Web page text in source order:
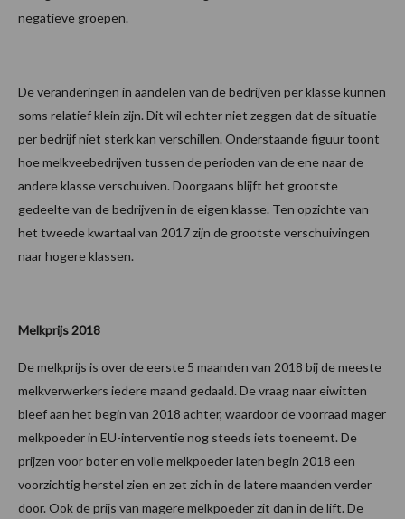
negatieve groepen.
De veranderingen in aandelen van de bedrijven per klasse kunnen
soms relatief klein zijn. Dit wil echter niet zeggen dat de situatie
per bedrijf niet sterk kan verschillen. Onderstaande figuur toont
hoe melkveebedrijven tussen de perioden van de ene naar de
andere klasse verschuiven. Doorgaans blijft het grootste
gedeelte van de bedrijven in de eigen klasse. Ten opzichte van
het tweede kwartaal van 2017 zijn de grootste verschuivingen
naar hogere klassen.
Melkprijs 2018
De melkprijs is over de eerste 5 maanden van 2018 bij de meeste
melkverwerkers iedere maand gedaald. De vraag naar eiwitten
bleef aan het begin van 2018 achter, waardoor de voorraad mager
melkpoeder in EU-interventie nog steeds iets toeneemt. De
prijzen voor boter en volle melkpoeder laten begin 2018 een
voorzichtig herstel zien en zet zich in de latere maanden verder
door. Ook de prijs van magere melkpoeder zit dan in de lift. De